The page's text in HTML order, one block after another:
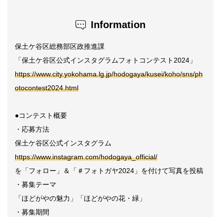
Information
保土ケ谷区総務部区政推進課
「保土ケ谷区公式インスタグラムフォトコンテスト2024」
https://www.city.yokohama.lg.jp/hodogaya/kusei/koho/sns/ph
otocontest2024.html
●コンテスト概要
・応募方法
保土ケ谷区公式インスタグラム
https://www.instagram.com/hodogaya_official/
を「フォロー」＆「＃フォトガヤ2024」を付けて写真を投稿
・募集テーマ
「ほどがやの魅力」「ほどがやの花・緑」
・募集期間